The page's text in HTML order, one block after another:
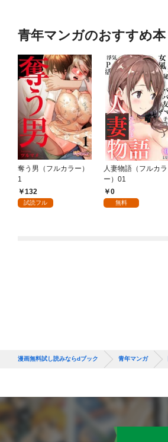
青年マンガのおすすめ本
奪う男（フルカラー）
1
132
試読フル
人妻物語（フルカラ
ー）01
0
無料
漫画無料試し読みならdブック 青年マンガ